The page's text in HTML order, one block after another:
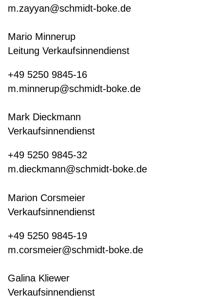
m.zayyan@schmidt-boke.de
Mario Minnerup
Leitung Verkaufsinnendienst
+49 5250 9845-16
m.minnerup@schmidt-boke.de
Mark Dieckmann
Verkaufsinnendienst
+49 5250 9845-32
m.dieckmann@schmidt-boke.de
Marion Corsmeier
Verkaufsinnendienst
+49 5250 9845-19
m.corsmeier@schmidt-boke.de
Galina Kliewer
Verkaufsinnendienst